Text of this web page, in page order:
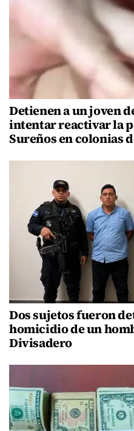
Detienen a un joven
intentar reactivar la
Sureños en colonias
Dos sujetos fueron
homicidio de un
Divisadero